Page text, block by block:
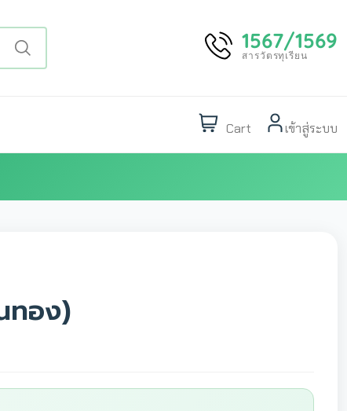
1567/1569
สารวัตรทุเรียน
Cart เข้าสู่ระบบ
ทอง)